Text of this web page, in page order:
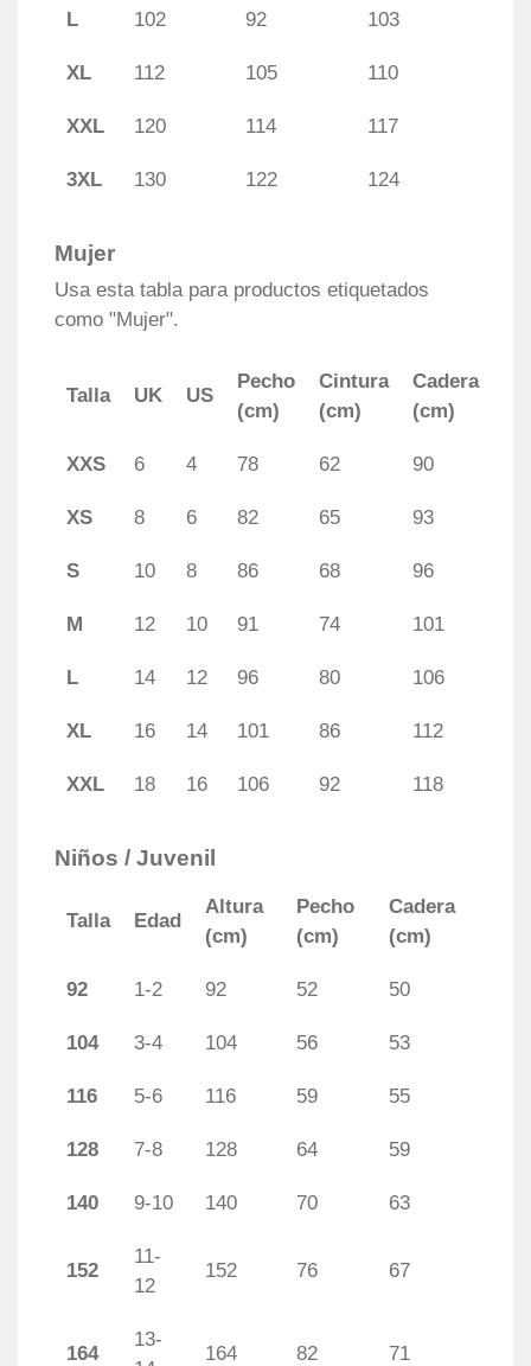
L 102 92 103
XL 112 105 110
XXL 120 114 117
3XL 130 122 124
Mujer
Usa esta tabla para productos etiquetados
como "Mujer".
Talla UK US
Pecho
(cm)
Cintura
(cm)
Cadera
(cm)
XXS 6 4 78 62 90
XS 8 6 82 65 93
S 10 8 86 68 96
M 12 10 91 74 101
L 14 12 96 80 106
XL 16 14 101 86 112
XXL 18 16 106 92 118
Niños / Juvenil
Talla Edad
Altura
(cm)
Pecho
(cm)
Cadera
(cm)
92 1-2 92 52 50
104 3-4 104 56 53
116 5-6 116 59 55
128 7-8 128 64 59
140 9-10 140 70 63
152
11-
12
152 76 67
164
13-
164 82 71